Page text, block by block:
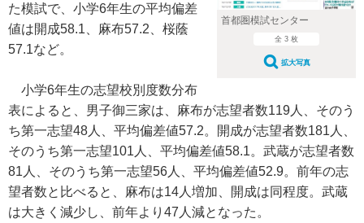
首都圏模試センター
全 3 枚
拡大写真
た模試で、小学6年生の平均偏差
値は開成58.1、麻布57.2、桜蔭
57.1など。
小学6年生の志望校別度数分布
表によると、男子御三家は、麻布が志望者数119人、そのう
ち第一志望48人、平均偏差値57.2。開成が志望者数181人、
そのうち第一志望101人、平均偏差値58.1。武蔵が志望者数
81人、そのうち第一志望56人、平均偏差値52.9。前年の志
望者数と比べると、麻布は14人増加、開成は同程度。武蔵
は大きく減少し、前年より47人減となった。